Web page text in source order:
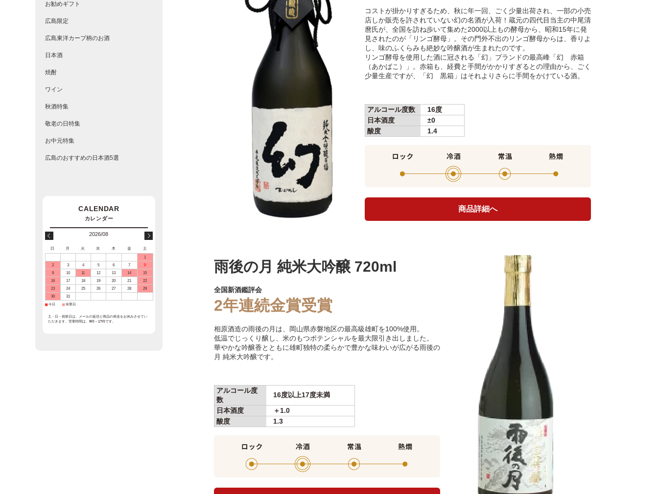
コストが掛かりすぎるため、秋に年一回、ごく少量出荷され、一部の小売
店しか販売を許されていない幻の名酒が入荷！蔵元の四代目当主の中尾清
麿氏が、全国を訪ね歩いて集めた2000以上もの酵母から、昭和15年に発
見されたのが「リンゴ酵母」。その門外不出のリンゴ酵母からは、香りよ
し、味のふくらみも絶妙な吟醸酒が生まれたのです。
リンゴ酵母を使用した酒に冠される「幻」ブランドの最高峰「幻 赤箱
（あかばこ）」。赤箱も、経費と手間がかかりすぎるとの理由から、ごく
少量生産ですが、「幻 黒箱」はそれよりさらに手間をかけている酒。
アルコール度数
16度
日本酒度
±0
酸度
1.4
商品詳細へ
雨後の月 純米大吟醸 720ml
全国新酒鑑評会
2年連続金賞受賞
相原酒造の雨後の月は、岡山県赤磐地区の最高級雄町を100%使用。
低温でじっくり醸し、米のもつポテンシャルを最大限引き出しました。
華やかな吟醸香とともに雄町独特の柔らかで豊かな味わいが広がる雨後の
月 純米大吟醸です。
アルコール度
数
16度以上17度未満
日本酒度
＋1.0
酸度
1.3
お勧めギフト
広島限定
広島東洋カープ柄のお酒
日本酒
焼酎
ワイン
秋酒特集
敬老の日特集
お中元特集
広島のおすすめの日本酒5選
2026/08
日 月 火 水 木 金
土
1
2
3 4 5 6 7
8
9
10 11 12 13 14
15
16
17 18 19 20 21
22
23
24 25 26 27 28
29
30
31
■ 今日 ■ 休業日
土・日・祝祭日は、メールの返信と商品の発送をお休みさせてい
ただきます。営業時間は、9時～17時です。